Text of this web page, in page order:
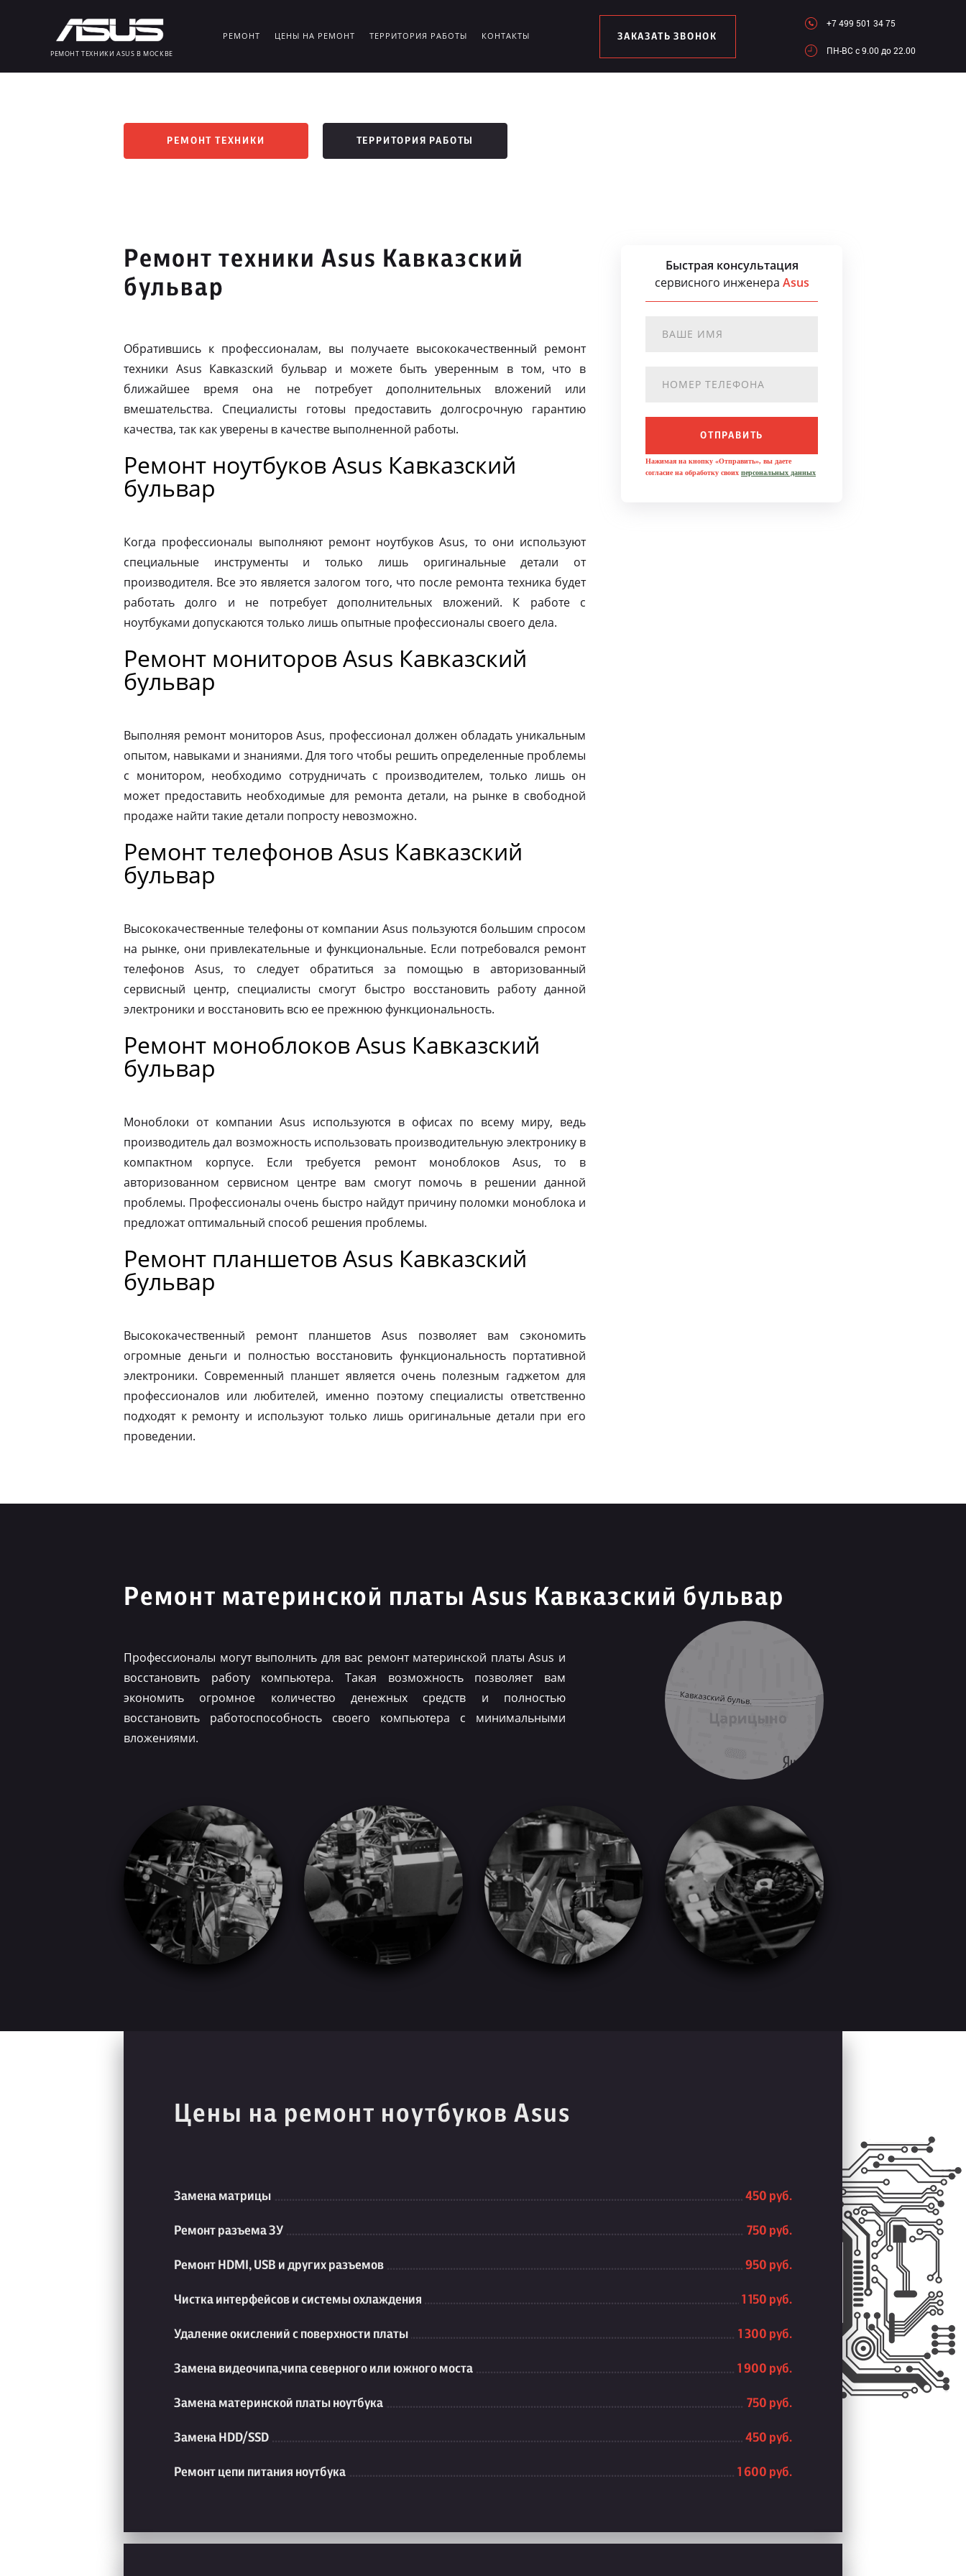
РЕМОНТ ТЕХНИКИ ASUS В МОСКВЕ
РЕМОНТ ЦЕНЫ НА РЕМОНТ ТЕРРИТОРИЯ РАБОТЫ КОНТАКТЫ ЗАКАЗАТЬ ЗВОНОК
+7 499 501 34 75
ПН-ВC c 9.00 до 22.00
РЕМОНТ ТЕХНИКИ ТЕРРИТОРИЯ РАБОТЫ
Ремонт техники Asus Кавказский
бульвар
Обратившись к профессионалам, вы получаете высококачественный ремонт
техники Asus Кавказский бульвар и можете быть уверенным в том, что в
ближайшее время она не потребует дополнительных вложений или
вмешательства. Специалисты готовы предоставить долгосрочную гарантию
качества, так как уверены в качестве выполненной работы.
Ремонт ноутбуков Asus Кавказский
бульвар
Когда профессионалы выполняют ремонт ноутбуков Asus, то они используют
специальные инструменты и только лишь оригинальные детали от
производителя. Все это является залогом того, что после ремонта техника будет
работать долго и не потребует дополнительных вложений. К работе с
ноутбуками допускаются только лишь опытные профессионалы своего дела.
Ремонт мониторов Asus Кавказский
бульвар
Выполняя ремонт мониторов Asus, профессионал должен обладать уникальным
опытом, навыками и знаниями. Для того чтобы решить определенные проблемы
с монитором, необходимо сотрудничать с производителем, только лишь он
может предоставить необходимые для ремонта детали, на рынке в свободной
продаже найти такие детали попросту невозможно.
Ремонт телефонов Asus Кавказский
бульвар
Высококачественные телефоны от компании Asus пользуются большим спросом
на рынке, они привлекательные и функциональные. Если потребовался ремонт
телефонов Asus, то следует обратиться за помощью в авторизованный
сервисный центр, специалисты смогут быстро восстановить работу данной
электроники и восстановить всю ее прежнюю функциональность.
Ремонт моноблоков Asus Кавказский
бульвар
Моноблоки от компании Asus используются в офисах по всему миру, ведь
производитель дал возможность использовать производительную электронику в
компактном корпусе. Если требуется ремонт моноблоков Asus, то в
авторизованном сервисном центре вам смогут помочь в решении данной
проблемы. Профессионалы очень быстро найдут причину поломки моноблока и
предложат оптимальный способ решения проблемы.
Ремонт планшетов Asus Кавказский
бульвар
Высококачественный ремонт планшетов Asus позволяет вам сэкономить
огромные деньги и полностью восстановить функциональность портативной
электроники. Современный планшет является очень полезным гаджетом для
профессионалов или любителей, именно поэтому специалисты ответственно
подходят к ремонту и используют только лишь оригинальные детали при его
проведении.
Быстрая консультация
сервисного инженера Asus
ОТПРАВИТЬ
Нажимая на кнопку «Отправить», вы даете
согласие на обработку своих персональных данных
Ремонт материнской платы Asus Кавказский бульвар
Профессионалы могут выполнить для вас ремонт материнской платы Asus и
восстановить работу компьютера. Такая возможность позволяет вам
экономить огромное количество денежных средств и полностью
восстановить работоспособность своего компьютера с минимальными
вложениями.
Цены на ремонт ноутбуков Asus
Замена матрицы 450 руб.
Ремонт разъема ЗУ 750 руб.
Ремонт HDMI, USB и других разъемов 950 руб.
Чистка интерфейсов и системы охлаждения 1 150 руб.
Удаление окислений с поверхности платы 1 300 руб.
Замена видеочипа,чипа северного или южного моста 1 900 руб.
Замена материнской платы ноутбука 750 руб.
Замена HDD/SSD 450 руб.
Ремонт цепи питания ноутбука 1 600 руб.